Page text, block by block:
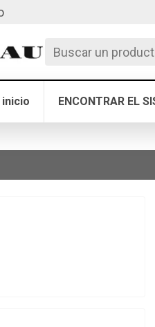
inicio ENCONTRAR EL